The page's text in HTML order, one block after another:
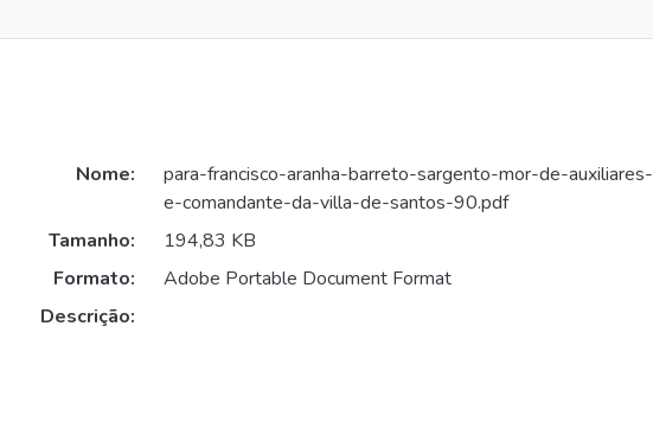
Nome:
para-francisco-aranha-barreto-sargento-mor-de-auxiliares-
e-comandante-da-villa-de-santos-90.pdf
Tamanho:
194,83 KB
Formato:
Adobe Portable Document Format
Descrição: